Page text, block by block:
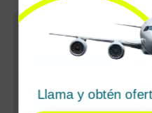
Llama y obtén